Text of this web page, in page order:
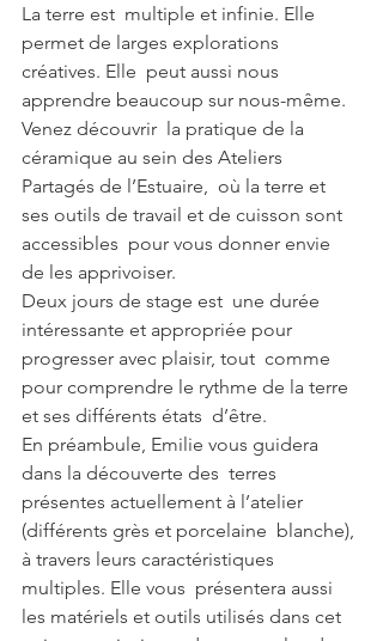
La terre est  multiple et infinie. Elle
permet de larges explorations
créatives. Elle  peut aussi nous
apprendre beaucoup sur nous-même.
Venez découvrir  la pratique de la
céramique au sein des Ateliers
Partagés de l’Estuaire,  où la terre et
ses outils de travail et de cuisson sont
accessibles  pour vous donner envie
de les apprivoiser.
Deux jours de stage est  une durée
intéressante et appropriée pour
progresser avec plaisir, tout  comme
pour comprendre le rythme de la terre
et ses différents états  d’être.
En préambule, Emilie vous guidera
dans la découverte des  terres
présentes actuellement à l’atelier
(différents grès et porcelaine  blanche),
à travers leurs caractéristiques
multiples. Elle vous  présentera aussi
les matériels et outils utilisés dans cet